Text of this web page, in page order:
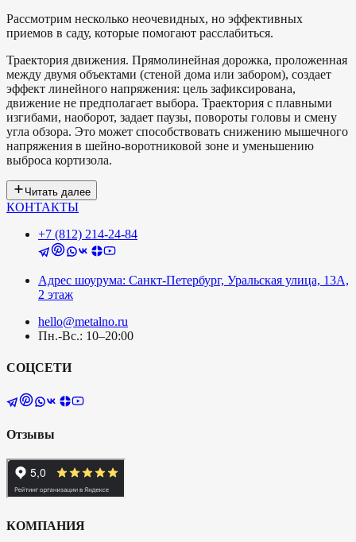
Рассмотрим несколько неочевидных, но эффективных
приемов в саду, которые помогают расслабиться.
Траектория движения. Прямолинейная дорожка, проложенная
между двумя объектами (стеной дома или забором), создает
эффект линейного напряжения: цель зафиксирована,
движение не предполагает выбора. Траектория с плавными
изгибами, наоборот, задает паузы, повороты головы и смену
угла обзора. Это может способствовать снижению мышечного
напряжения в шейно-воротниковой зоне и уменьшению
выброса кортизола.
Читать далее
КОНТАКТЫ
+7 (812) 214-24-84
Адрес шоурума: Санкт-Петербург, Уральская улица, 13А,
2 этаж
hello@metalno.ru
Пн.-Вс.: 10–20:00
СОЦСЕТИ
Отзывы
КОМПАНИЯ